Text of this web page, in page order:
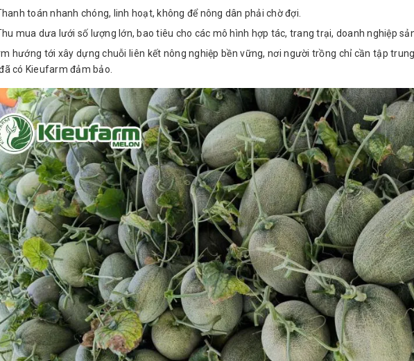
toán nhanh chóng, linh hoạt, không để nông dân phải chờ đợi.
mua dưa lưới số lượng lớn, bao tiêu cho các mô hình hợp tác, trang trại, doanh nghiệp
hướng tới xây dựng chuỗi liên kết nông nghiệp bền vững, nơi người trồng chỉ cần tập
có Kieufarm đảm bảo.